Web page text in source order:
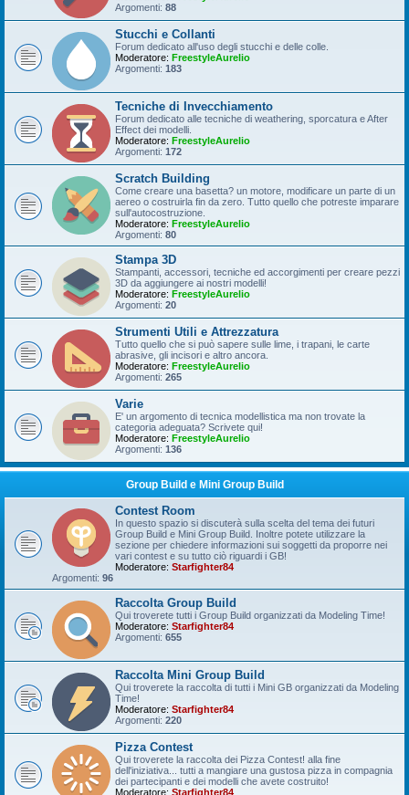
Argomenti: 88
Stucchi e Collanti
Forum dedicato all'uso degli stucchi e delle colle.
Moderatore: FreestyleAurelio
Argomenti: 183
Tecniche di Invecchiamento
Forum dedicato alle tecniche di weathering, sporcatura e After
Effect dei modelli.
Moderatore: FreestyleAurelio
Argomenti: 172
Scratch Building
Come creare una basetta? un motore, modificare un parte di un
aereo o costruirla fin da zero. Tutto quello che potreste imparare
sull'autocostruzione.
Moderatore: FreestyleAurelio
Argomenti: 80
Stampa 3D
Stampanti, accessori, tecniche ed accorgimenti per creare pezzi
3D da aggiungere ai nostri modelli!
Moderatore: FreestyleAurelio
Argomenti: 20
Strumenti Utili e Attrezzatura
Tutto quello che si può sapere sulle lime, i trapani, le carte
abrasive, gli incisori e altro ancora.
Moderatore: FreestyleAurelio
Argomenti: 265
Varie
E' un argomento di tecnica modellistica ma non trovate la
categoria adeguata? Scrivete qui!
Moderatore: FreestyleAurelio
Argomenti: 136
Group Build e Mini Group Build
Contest Room
In questo spazio si discuterà sulla scelta del tema dei futuri
Group Build e Mini Group Build. Inoltre potete utilizzare la
sezione per chiedere informazioni sui soggetti da proporre nei
vari contest e su tutto ciò riguardi i GB!
Moderatore: Starfighter84
Argomenti: 96
Raccolta Group Build
Qui troverete tutti i Group Build organizzati da Modeling Time!
Moderatore: Starfighter84
Argomenti: 655
Raccolta Mini Group Build
Qui troverete la raccolta di tutti i Mini GB organizzati da Modeling
Time!
Moderatore: Starfighter84
Argomenti: 220
Pizza Contest
Qui troverete la raccolta dei Pizza Contest! alla fine
dell'iniziativa... tutti a mangiare una gustosa pizza in compagnia
dei partecipanti e dei modelli che avete costruito!
Moderatore: Starfighter84